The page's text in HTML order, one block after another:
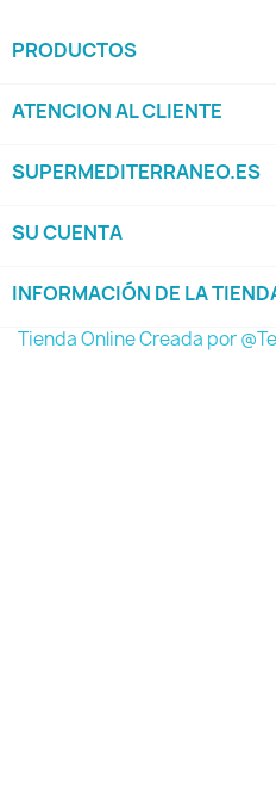
PRODUCTOS
ATENCION AL CLIENTE
SUPERMEDITERRANEO.ES
SU CUENTA
INFORMACIÓN DE LA
Tienda Online Creada por